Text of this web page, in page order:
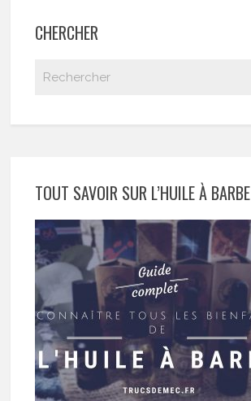
CHERCHER
TOUT SAVOIR SUR L’HUILE À BARBE